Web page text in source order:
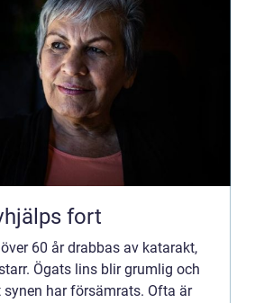
fort
60 år drabbas av katarakt,
Ögats lins blir grumlig och
synen har försämrats. Ofta är